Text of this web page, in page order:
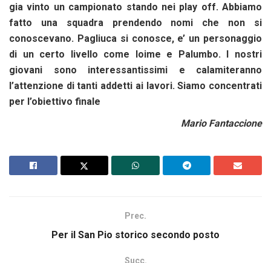
gia vinto un campionato stando nei play off. Abbiamo
fatto una squadra prendendo nomi che non si
conoscevano. Pagliuca si conosce, e’ un personaggio
di un certo livello come Ioime e Palumbo. I nostri
giovani sono interessantissimi e calamiteranno
l’attenzione di tanti addetti ai lavori. Siamo concentrati
per l’obiettivo finale
Mario Fantaccione
Prec.
Per il San Pio storico secondo posto
Succ.